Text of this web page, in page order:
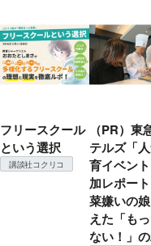
フリースクール
という選択
講談社コクリコ
（PR）東
テルズ「
育イベン
加レポー
菜嫌いの
えた「も
ない！」